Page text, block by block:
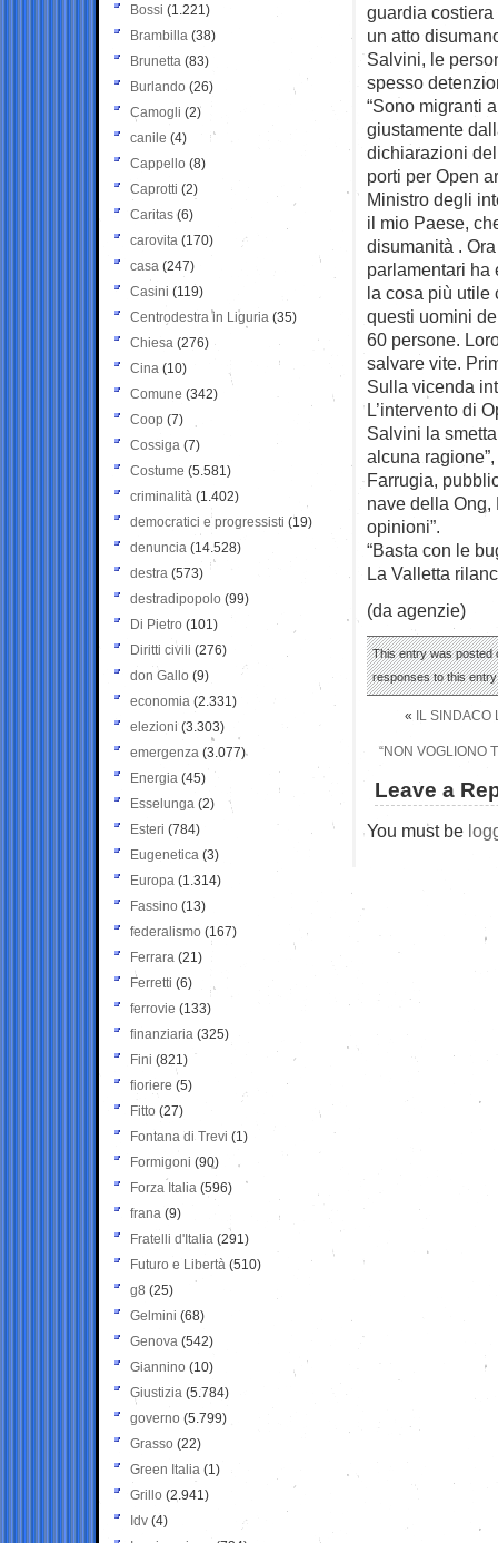
guardia
un atto
Salvini, le
spesso
“Sono migranti
giustamente
dichiarazioni
porti per Open
Ministro degli
il mio Paese,
disumanità .
parlamentari ha
la cosa più utile
questi uomini
60 persone.
salvare vite.
Sulla vicenda
L’intervento di
Salvini la
alcuna
Farrugia,
nave della Ong,
opinioni”.
“Basta con le
La Valletta
(da agenzie)
This entry was posted
responses to this
« IL SINDACO
“NON VOGLIONO
Leave a
You must be
Bossi (1.221)
Brambilla (38)
Brunetta (83)
Burlando (26)
Camogli (2)
canile (4)
Cappello (8)
Caprotti (2)
Caritas (6)
carovita (170)
casa (247)
Casini (119)
Centrodestra in Liguria (35)
Chiesa (276)
Cina (10)
Comune (342)
Coop (7)
Cossiga (7)
Costume (5.581)
criminalità (1.402)
democratici e progressisti (19)
denuncia (14.528)
destra (573)
destradipopolo (99)
Di Pietro (101)
Diritti civili (276)
don Gallo (9)
economia (2.331)
elezioni (3.303)
emergenza (3.077)
Energia (45)
Esselunga (2)
Esteri (784)
Eugenetica (3)
Europa (1.314)
Fassino (13)
federalismo (167)
Ferrara (21)
Ferretti (6)
ferrovie (133)
finanziaria (325)
Fini (821)
fioriere (5)
Fitto (27)
Fontana di Trevi (1)
Formigoni (90)
Forza Italia (596)
frana (9)
Fratelli d'Italia (291)
Futuro e Libertà (510)
g8 (25)
Gelmini (68)
Genova (542)
Giannino (10)
Giustizia (5.784)
governo (5.799)
Grasso (22)
Green Italia (1)
Grillo (2.941)
Idv (4)